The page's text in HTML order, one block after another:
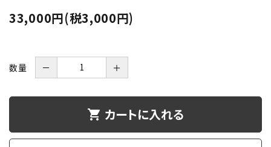
33,000円(税3,000円)
数量 － ＋
shopping_cart カートに入れる